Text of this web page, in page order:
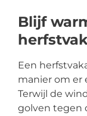
Blijf
Een
manier om er
Terwijl de
golven tegen